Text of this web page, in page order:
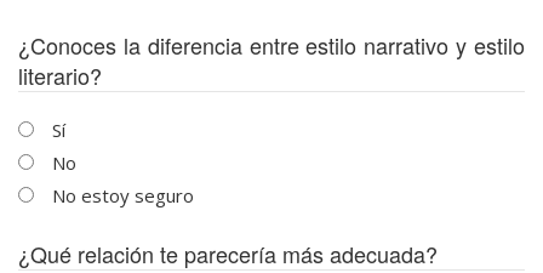
¿Conoces la diferencia entre estilo narrativo y estilo
literario?
Sí
No
No estoy seguro
¿Qué relación te parecería más adecuada?